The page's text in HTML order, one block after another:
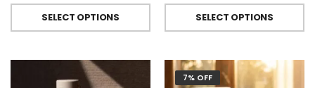
SELECT OPTIONS SELECT OPTIONS
7% OFF